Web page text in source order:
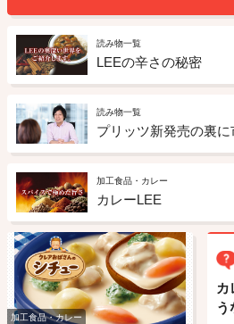
読み物一覧
LEEの辛さの秘密
読み物一覧
プリッツ新発売の裏
加工食品・カレー
カレーLEE
加工食品・カレー
カ
う